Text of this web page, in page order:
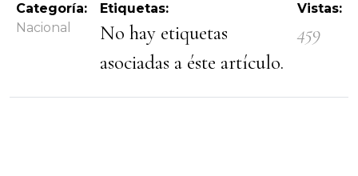
Categoría:
Nacional
Etiquetas:
No hay etiquetas
asociadas a éste artículo.
Vistas:
459